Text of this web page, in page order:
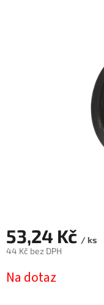
53,24 Kč / ks
44 Kč bez DPH
cena:
Na dotaz